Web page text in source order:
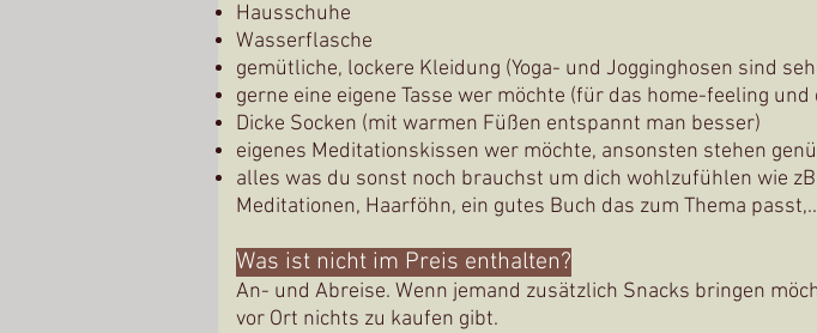
Hausschuhe
Wasserflasche
gemütliche, lockere Kleidung (Yoga- und Jogginghosen sind
gerne eine eigene Tasse wer möchte (für das home-feeling
Dicke Socken (mit warmen Füßen entspannt man besser)
eigenes Meditationskissen wer möchte, ansonsten stehen
alles was du sonst noch brauchst um dich wohlzufühlen wie
Meditationen, Haarföhn, ein gutes Buch das zum Thema
Was ist nicht im Preis enthalten?
An- und Abreise. Wenn jemand zusätzlich Snacks bringen
vor Ort nichts zu kaufen gibt.